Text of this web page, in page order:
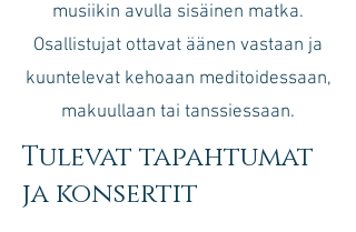
musiikin avulla sisäinen matka.
Osallistujat ottavat äänen vastaan ja
kuuntelevat kehoaan meditoidessaan,
makuullaan tai tanssiessaan.
Tulevat tapahtumat
ja konsertit